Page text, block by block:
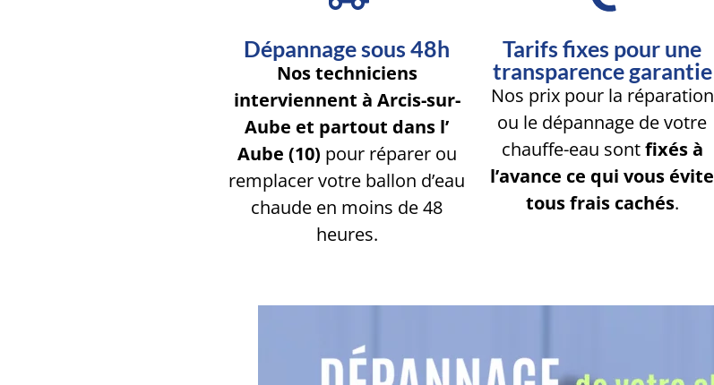
Dépannage sous 48h
Nos techniciens
interviennent à Arcis-sur-
Aube et partout dans l’
Aube (10) pour réparer ou
remplacer votre ballon d’eau
chaude en moins de 48
heures.
Tarifs fixes pour une
transparence garantie
Nos prix pour la réparation
ou le dépannage de votre
chauffe-eau sontfixés à
l’avance ce qui vous évite
tous frais cachés.